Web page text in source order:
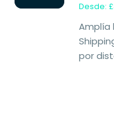
Desde: £
Amplía
por